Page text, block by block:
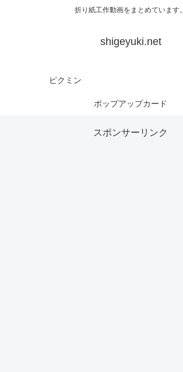
折り紙工作動画をまとめています。
shigeyuki.net
ピクミン
ポップアップカード
スポンサーリンク